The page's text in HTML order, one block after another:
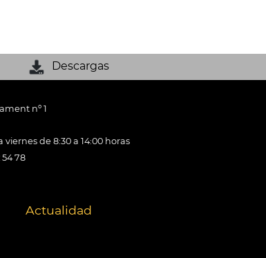
Descargas
nº 1
viernes de 8:30 a 14:00 horas
54 78
Actualidad